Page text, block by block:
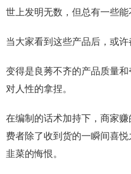
世上发明无数，但总有一些能
当大家看到这些产品后，或许
变得是良莠不齐的产品质量
对人性的拿捏。
在编制的话术加持下，商家
费者除了收到货的一瞬间喜
韭菜的悔恨。